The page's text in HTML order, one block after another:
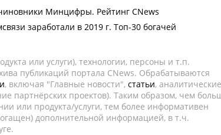
Минцифры. Рейтинг CNews
заработали в 2019 г. Топ-30 богачей
или услуги), технологии, персоны и т.п.
публикаций портала CNews. Обрабатываются
, включая "Главные новости", статьи, аналитические
партнёрских проектов). Таким образом, чем
или продукта/услуги, тем более информативен
дополнительной информацией, в т.ч.